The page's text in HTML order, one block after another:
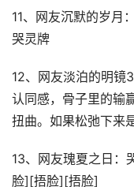
11、网友沉默的岁月
哭灵牌
12、网友淡泊的明镜
认同感，骨子里的输
扭曲。如果松弛下来
13、网友瑰夏之日：
脸][捂脸][捂脸]